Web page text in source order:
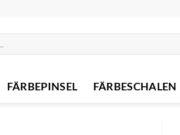
FÄRBEPINSEL FÄRBESCHALEN